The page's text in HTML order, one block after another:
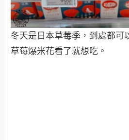
冬天是日本草莓季，到處都可
草莓爆米花看了就想吃。